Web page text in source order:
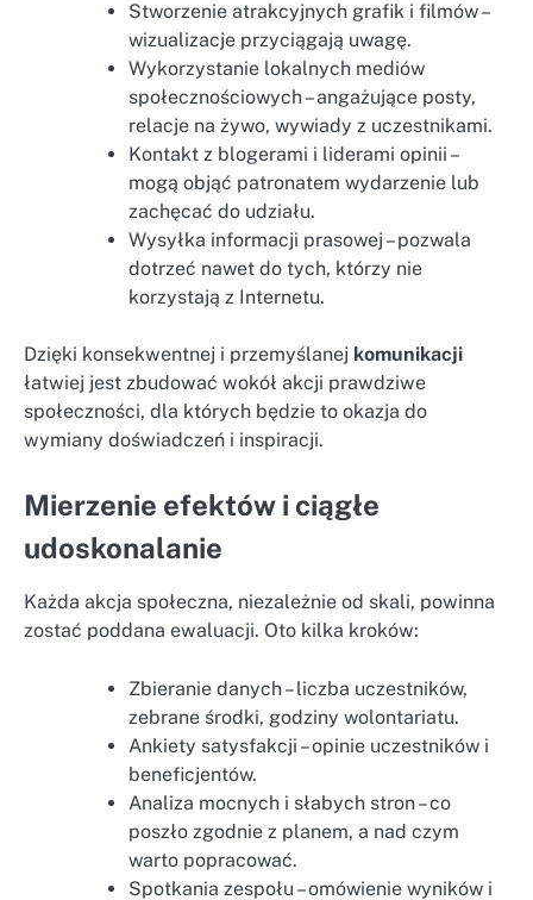
Stworzenie atrakcyjnych grafik i filmów –
wizualizacje przyciągają uwagę.
Wykorzystanie lokalnych mediów
społecznościowych – angażujące posty,
relacje na żywo, wywiady z uczestnikami.
Kontakt z blogerami i liderami opinii –
mogą objąć patronatem wydarzenie lub
zachęcać do udziału.
Wysyłka informacji prasowej – pozwala
dotrzeć nawet do tych, którzy nie
korzystają z Internetu.
Dzięki konsekwentnej i przemyślanej komunikacji
łatwiej jest zbudować wokół akcji prawdziwe
społeczności, dla których będzie to okazja do
wymiany doświadczeń i inspiracji.
Mierzenie efektów i ciągłe
udoskonalanie
Każda akcja społeczna, niezależnie od skali, powinna
zostać poddana ewaluacji. Oto kilka kroków:
Zbieranie danych – liczba uczestników,
zebrane środki, godziny wolontariatu.
Ankiety satysfakcji – opinie uczestników i
beneficjentów.
Analiza mocnych i słabych stron – co
poszło zgodnie z planem, a nad czym
warto popracować.
Spotkania zespołu – omówienie wyników i